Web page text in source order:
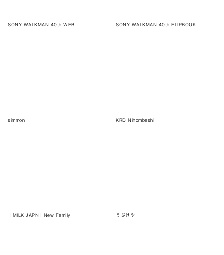
SONY WALKMAN 40th WEB SONY WALKMAN 40th FLIPBOOK
simmon KRD Nihombashi
「MILK JAPN」New Family うぶけや